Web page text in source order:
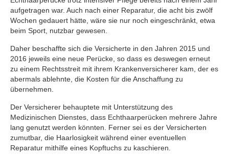
aufgetragen war. Auch nach einer Reparatur, die acht bis zwölf
Wochen gedauert hätte, wäre sie nur noch eingeschränkt, etwa
beim Sport, nutzbar gewesen.
Daher beschaffte sich die Versicherte in den Jahren 2015 und
2016 jeweils eine neue Perücke, so dass es deswegen erneut
zu einem Rechtsstreit mit ihrem Krankenversicherer kam, der es
abermals ablehnte, die Kosten für die Anschaffung zu
übernehmen.
Der Versicherer behauptete mit Unterstützung des
Medizinischen Dienstes, dass Echthaarperücken mehrere Jahre
lang genutzt werden könnten. Ferner sei es der Versicherten
zumutbar, die Haarlosigkeit während einer eventuellen
Reparatur mithilfe eines Kopftuchs zu kaschieren.